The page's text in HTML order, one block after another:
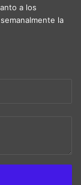
a los
la